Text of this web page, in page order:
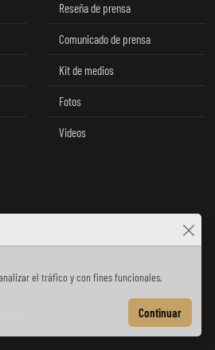
Reseña de prensa
Comunicado de prensa
Kit de medios
Fotos
Videos
el tráfico y con fines funcionales.
Continuar